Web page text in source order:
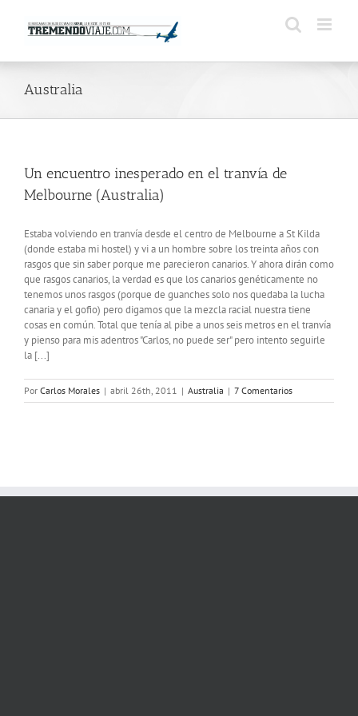
contenido
Australia
Un encuentro inesperado en el tranvía de
Melbourne (Australia)
Estaba volviendo en tranvía desde el centro de Melbourne a St Kilda
(donde estaba mi hostel) y vi a un hombre sobre los treinta años con
rasgos que sin saber porque me parecieron canarios. Y ahora dirán como
que rasgos canarios, la verdad es que los canarios genéticamente no
tenemos unos rasgos (porque de guanches solo nos quedaba la lucha
canaria y el gofio) pero digamos que la mezcla racial nuestra tiene
cosas en común. Total que tenía al pibe a unos seis metros en el tranvía
y pienso para mis adentros "Carlos, no puede ser" pero intento seguirle
la [...]
Por Carlos Morales | abril 26th, 2011 | Australia | 7 Comentarios